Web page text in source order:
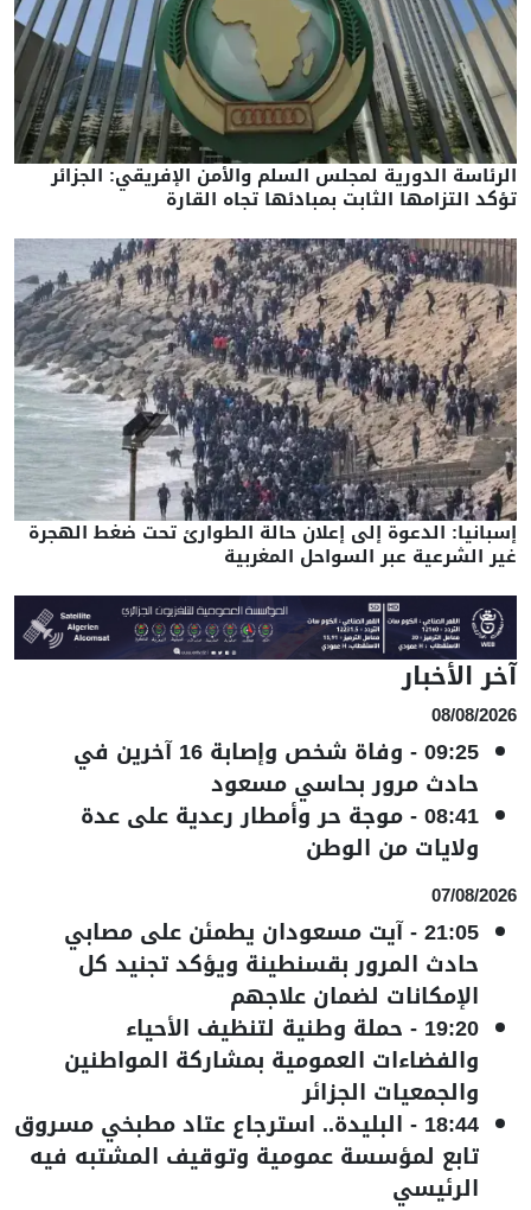
الرئاسة الدورية لمجلس السلم والأمن الإفريقي: الجزائر
تؤكد التزامها الثابت بمبادئها تجاه القارة
إسبانيا: الدعوة إلى إعلان حالة الطوارئ تحت ضغط الهجرة
غير الشرعية عبر السواحل المغربية
آخر الأخبار
08/08/2026
09:25
- وفاة شخص وإصابة 16 آخرين في
حادث مرور بحاسي مسعود
08:41
-موجة حر وأمطار رعدية على عدة
ولايات من الوطن
07/08/2026
21:05
-آيت مسعودان يطمئن على مصابي
حادث المرور بقسنطينة ويؤكد تجنيد كل
الإمكانات لضمان علاجهم
19:20
- حملة وطنية لتنظيف الأحياء
والفضاءات العمومية بمشاركة المواطنين
والجمعيات الجزائر
18:44
- البليدة.. استرجاع عتاد مطبخي مسروق
تابع لمؤسسة عمومية وتوقيف المشتبه فيه
الرئيسي